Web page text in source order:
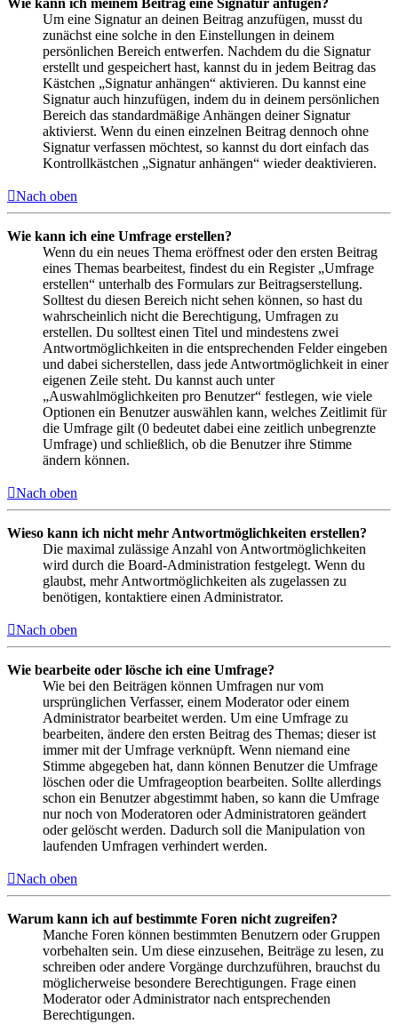
Wie kann ich meinem Beitrag eine Signatur anfügen?
Um eine Signatur an deinen Beitrag anzufügen, musst du
zunächst eine solche in den Einstellungen in deinem
persönlichen Bereich entwerfen. Nachdem du die Signatur
erstellt und gespeichert hast, kannst du in jedem Beitrag das
Kästchen „Signatur anhängen“ aktivieren. Du kannst eine
Signatur auch hinzufügen, indem du in deinem persönlichen
Bereich das standardmäßige Anhängen deiner Signatur
aktivierst. Wenn du einen einzelnen Beitrag dennoch ohne
Signatur verfassen möchtest, so kannst du dort einfach das
Kontrollkästchen „Signatur anhängen“ wieder deaktivieren.
Nach oben
Wie kann ich eine Umfrage erstellen?
Wenn du ein neues Thema eröffnest oder den ersten Beitrag
eines Themas bearbeitest, findest du ein Register „Umfrage
erstellen“ unterhalb des Formulars zur Beitragserstellung.
Solltest du diesen Bereich nicht sehen können, so hast du
wahrscheinlich nicht die Berechtigung, Umfragen zu
erstellen. Du solltest einen Titel und mindestens zwei
Antwortmöglichkeiten in die entsprechenden Felder eingeben
und dabei sicherstellen, dass jede Antwortmöglichkeit in einer
eigenen Zeile steht. Du kannst auch unter
„Auswahlmöglichkeiten pro Benutzer“ festlegen, wie viele
Optionen ein Benutzer auswählen kann, welches Zeitlimit für
die Umfrage gilt (0 bedeutet dabei eine zeitlich unbegrenzte
Umfrage) und schließlich, ob die Benutzer ihre Stimme
ändern können.
Nach oben
Wieso kann ich nicht mehr Antwortmöglichkeiten erstellen?
Die maximal zulässige Anzahl von Antwortmöglichkeiten
wird durch die Board-Administration festgelegt. Wenn du
glaubst, mehr Antwortmöglichkeiten als zugelassen zu
benötigen, kontaktiere einen Administrator.
Nach oben
Wie bearbeite oder lösche ich eine Umfrage?
Wie bei den Beiträgen können Umfragen nur vom
ursprünglichen Verfasser, einem Moderator oder einem
Administrator bearbeitet werden. Um eine Umfrage zu
bearbeiten, ändere den ersten Beitrag des Themas; dieser ist
immer mit der Umfrage verknüpft. Wenn niemand eine
Stimme abgegeben hat, dann können Benutzer die Umfrage
löschen oder die Umfrageoption bearbeiten. Sollte allerdings
schon ein Benutzer abgestimmt haben, so kann die Umfrage
nur noch von Moderatoren oder Administratoren geändert
oder gelöscht werden. Dadurch soll die Manipulation von
laufenden Umfragen verhindert werden.
Nach oben
Warum kann ich auf bestimmte Foren nicht zugreifen?
Manche Foren können bestimmten Benutzern oder Gruppen
vorbehalten sein. Um diese einzusehen, Beiträge zu lesen, zu
schreiben oder andere Vorgänge durchzuführen, brauchst du
möglicherweise besondere Berechtigungen. Frage einen
Moderator oder Administrator nach entsprechenden
Berechtigungen.